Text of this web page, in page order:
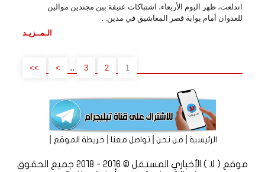
اندلعت، ظهر اليوم الأربعاء، اشتباكات عنيفة بين مجندين موالين
للعدوان أمام بوابة قصر المعاشيق في مدين. .
الـمــزيـد
1
2
3
..
>
>>
الرئيسية|من نحن|تواصل معنا|خريطة الموقع
موقع ( لا ) الأخباري المستقل © 2016 - 2018 جميع الحقوق